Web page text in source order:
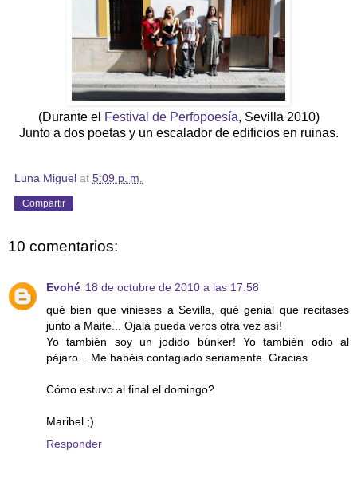
(Durante el Festival de Perfopoesía, Sevilla 2010)
Junto a dos poetas y un escalador de edificios en ruinas.
Luna Miguel at 5:09 p. m.
Compartir
10 comentarios:
Evohé 18 de octubre de 2010 a las 17:58
qué bien que vinieses a Sevilla, qué genial que recitases
junto a Maite... Ojalá pueda veros otra vez así!
Yo también soy un jodido búnker! Yo también odio al
pájaro... Me habéis contagiado seriamente. Gracias.
Cómo estuvo al final el domingo?
Maribel ;)
Responder